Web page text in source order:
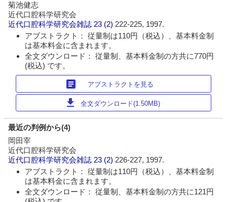
菊池健志
近代口腔科学研究会
近代口腔科学研究会雑誌 23 (2) 222-225, 1997.
アブストラクト： 従量制は110円（税込）、基本料金制
は基本料金に含まれます。
全文ダウンロード： 従量制、基本料金制の方共に770円
(税込) です。
article アブストラクトを見る
download 全文ダウンロード(1.50MB)
最近の判例から(4)
岡田宰
近代口腔科学研究会
近代口腔科学研究会雑誌 23 (2) 226-227, 1997.
アブストラクト： 従量制は110円（税込）、基本料金制
は基本料金に含まれます。
全文ダウンロード： 従量制、基本料金制の方共に121円